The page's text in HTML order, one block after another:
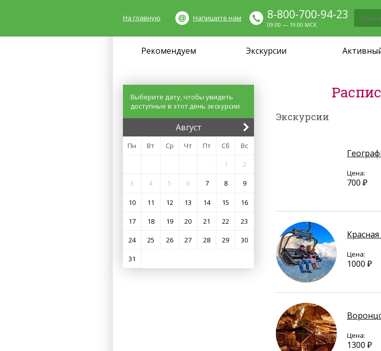
На главную Напишите нам 8-800-700-94-23
09:00 — 19:00 МСК
Рекомендуем Экскурсии
Экскурсии
Цена:
700 ₽
Цена:
1000 ₽
Цена:
1300 ₽
Выберите дату, чтобы увидеть
доступные в этот день экскурсии
Август
Пн Вт Ср Чт Пт Сб Вс
1 2
3 4 5 6 7 8 9
10 11 12 13 14 15 16
17 18 19 20 21 22 23
24 25 26 27 28 29 30
31